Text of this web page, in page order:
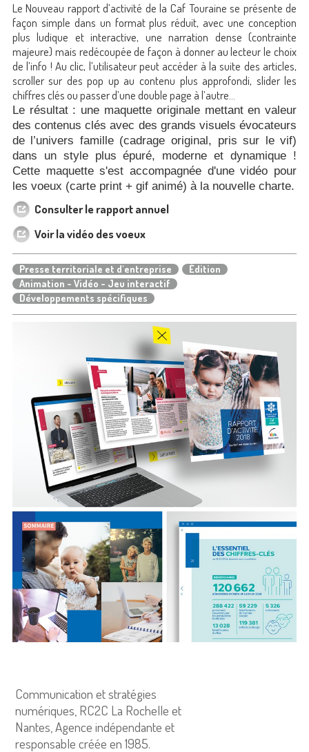
Le Nouveau rapport d’activité de la Caf Touraine se présente de
façon simple dans un format plus réduit, avec une conception
plus ludique et interactive, une narration dense (contrainte
majeure) mais redécoupée de façon à donner au lecteur le choix
de l’info ! Au clic, l’utilisateur peut accéder à la suite des articles,
scroller sur des pop up au contenu plus approfondi, slider les
chiffres clés ou passer d’une double page à l’autre…
Le résultat : une maquette originale mettant en valeur
des contenus clés avec des grands visuels évocateurs
de l’univers famille (cadrage original, pris sur le vif)
dans un style plus épuré, moderne et dynamique !
Cette maquette s'est accompagnée d'une vidéo pour
les voeux (carte print + gif animé) à la nouvelle charte.
Consulter le rapport annuel
Voir la vidéo des voeux
Presse territoriale et d'entreprise
Édition
Animation - Vidéo - Jeu interactif
Développements spécifiques
Communication et stratégies
numériques, RC2C La Rochelle et
Nantes, Agence indépendante et
responsable créée en 1985.